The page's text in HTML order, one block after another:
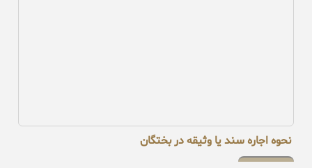
نحوه اجاره سند یا وثیقه در بختگان